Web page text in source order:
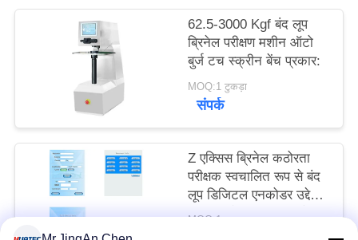
62.5-3000 Kgf बंद लूप
ब्रिनेल परीक्षण मशीन ऑटो
बुर्ज टच स्क्रीन बेंच प्रकार:
MOQ:1 टुकड़ा
संपर्क
Z एक्सिस ब्रिनेल कठोरता
परीक्षक स्वचालित रूप से बंद
लूप डिजिटल एनकोडर उद्देश्य
पर ध्यान केंद्रित करता है:
MOQ:1 टुकड़ा